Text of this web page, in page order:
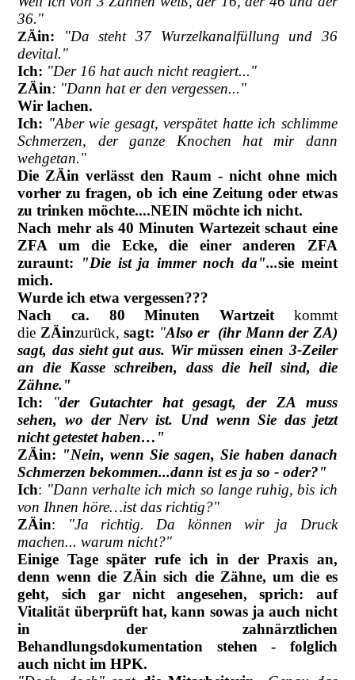
36."
ZÄin: "Da steht 37 Wurzelkanalfüllung und 36
devital."
Ich: "Der 16 hat auch nicht reagiert..."
ZÄin: "Dann hat er den vergessen..."
Wir lachen.
Ich: "Aber wie gesagt, verspätet hatte ich schlimme
Schmerzen, der ganze Knochen hat mir dann
wehgetan."
Die ZÄin verlässt den Raum - nicht ohne mich
vorher zu fragen, ob ich eine Zeitung oder etwas
zu trinken möchte....NEIN möchte ich nicht.
Nach mehr als 40 Minuten Wartezeit schaut eine
ZFA um die Ecke, die einer anderen ZFA
zuraunt:
"Die ist ja immer noch da"...sie meint
mich.
Wurde ich etwa vergessen???
Nach ca. 80 Minuten Wartzeitkommt
die ZÄinzurück,sagt: "Also er (ihr Mann der ZA)
sagt, das sieht gut aus. Wir müssen einen 3-Zeiler
an die Kasse schreiben, dass die heil sind, die
Zähne."
Ich:
"der Gutachter hat gesagt, der ZA muss
sehen, wo der Nerv ist. Und wenn Sie das jetzt
nicht getestet haben…"
ZÄin: "Nein, wenn Sie sagen, Sie haben danach
Schmerzen bekommen...dann ist es ja so - oder?"
Ich: "Dann verhalte ich mich so lange ruhig, bis ich
von Ihnen höre…ist das richtig?"
ZÄin: "Ja richtig. Da können wir ja Druck
machen... warum nicht?"
Einige Tage später rufe ich in der Praxis an,
denn wenn die ZÄin sich die Zähne, um die es
geht, sich gar nicht angesehen, sprich: auf
Vitalität überprüft hat, kann sowas ja auch nicht
in der zahnärztlichen
Behandlungsdokumentation stehen - folglich
auch nicht im HPK.